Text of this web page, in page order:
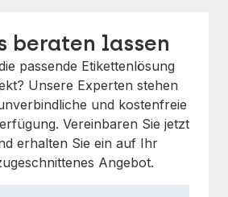
beraten lassen
passende Etikettenlösung
Unsere Experten stehen
und kostenfreie
Vereinbaren Sie jetzt
erhalten Sie ein auf Ihr
Angebot.